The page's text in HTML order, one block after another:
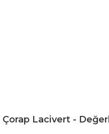
Lacivert -